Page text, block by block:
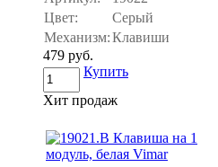
Цвет:
Серый
Механизм:Клавиши
479 руб.
Купить
Хит продаж